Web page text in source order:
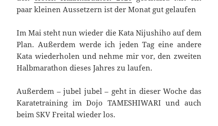
paar kleinen Aussetzern ist der Monat gut gelaufen
Im Mai steht nun wieder die Kata Nijushiho auf dem
Plan. Außerdem werde ich jeden Tag eine andere
Kata wiederholen und nehme mir vor, den zweiten
Halbmarathon dieses Jahres zu laufen.
Außerdem – jubel jubel – geht in dieser Woche das
Karatetraining im Dojo TAMESHIWARI und auch
beim SKV Freital wieder los.